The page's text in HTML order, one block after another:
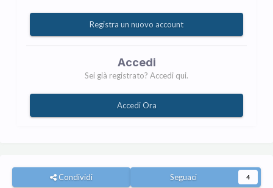
Registra un nuovo account
Accedi
Sei già registrato? Accedi qui.
Accedi Ora
Condividi Seguaci 4